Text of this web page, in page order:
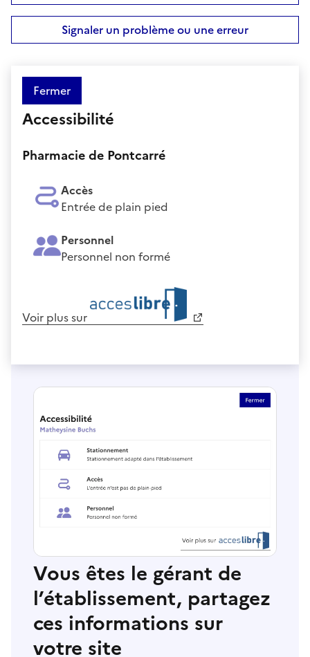
Signaler un problème ou une erreur
Fermer
Accessibilité
Pharmacie de Pontcarré
Accès
Entrée de plain pied
Personnel
Personnel non formé
Voir plus sur
Vous êtes le gérant de
l’établissement, partagez
ces informations sur
votre site